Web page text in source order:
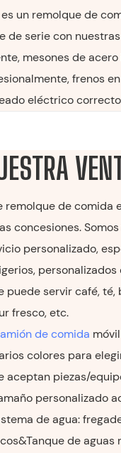
es un remolque de
de serie con
mesones de
frenos
eléctrico
remolque de comida
concesiones.
personalizado,
puede servir café, té,
fresco, etc.
de comida
colores para
aceptan piezas/
personalizado
de agua:
de aguas